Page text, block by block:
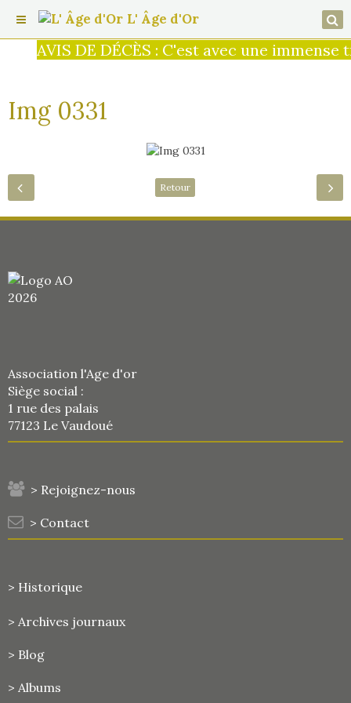
AVIS DE DÉCÈS : C'est avec une
L' Âge d'Or
Img 0331
Retour
Association l'Age d'or
Siège social :
1 rue des palais
77123 Le Vaudoué
> Rejoignez-nous
> Contact
> Historique
> Archives journaux
> Blog
> Albums